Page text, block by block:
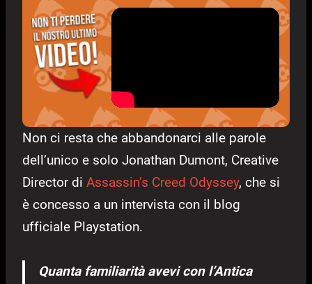
Non ci resta che abbandonarci alle parole
dell’unico e solo Jonathan Dumont, Creative
Director di Assassin’s Creed Odyssey, che si
è concesso a un intervista con il blog
ufficiale Playstation.
Quanta familiarità avevi con l’Antica